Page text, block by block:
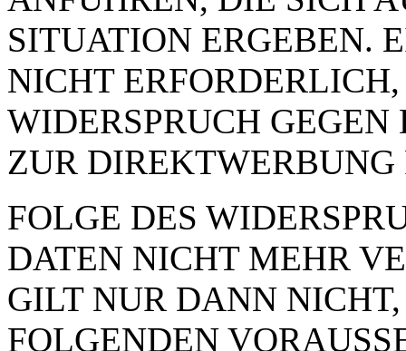
SITUATION ERGEBEN.
NICHT
WIDERSPRUCH
ZUR DIREKTWERBUNG
FOLGE DES
DATEN NICHT MEHR
GILT NUR DANN
FOLGENDEN